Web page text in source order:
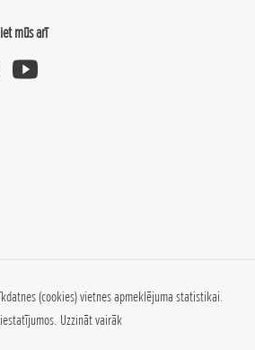
mūs arī
(cookies) vietnes apmeklējuma statistikai.
Uzzināt vairāk